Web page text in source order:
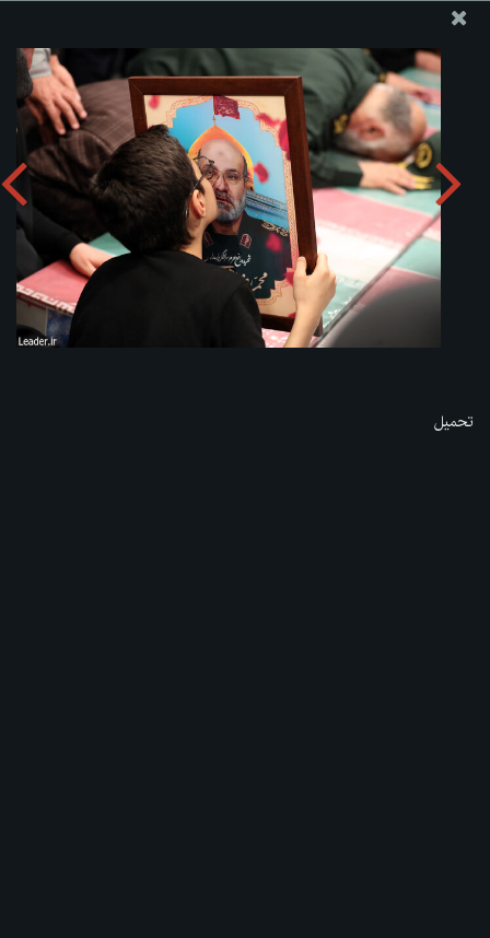
موقع مکتب سماحة القائد آية الله العظمى الخامنئي
تحميل الألبوم:zip
تحميل